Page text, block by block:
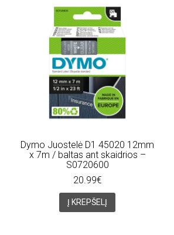
Dymo Juostelė D1 45020 12mm
x 7m / baltas ant skaidrios –
S0720600
20.99€
Į KREPŠELĮ